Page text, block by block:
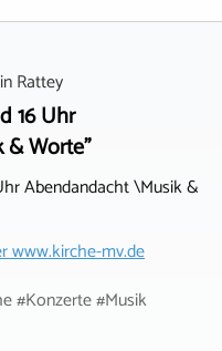
inRattey
16 Uhr
& Worte"
Abendandacht \Musik &
www.kirche-mv.de
#Konzerte #Musik